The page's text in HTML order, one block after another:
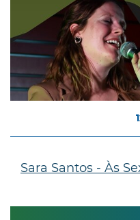
Sara Santos - Às